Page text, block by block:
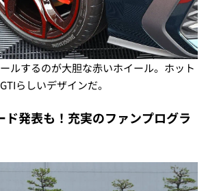
ルするのが大胆な赤いホイール。ホット
らしいデザインだ。
ド発表も！充実のファンプログラ